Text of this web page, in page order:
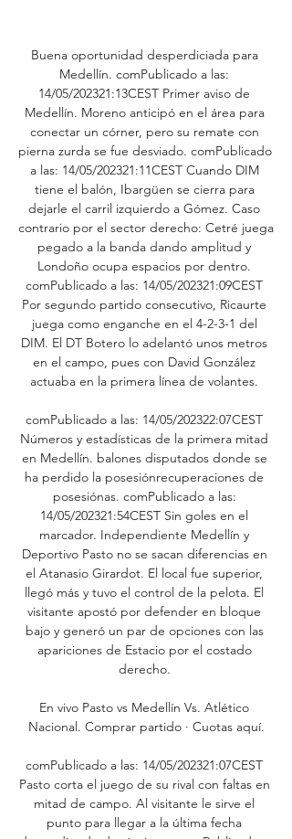
Buena oportunidad desperdiciada para
Medellín. comPublicado a las:
14/05/202321:13CEST Primer aviso de
Medellín. Moreno anticipó en el área para
conectar un córner, pero su remate con
pierna zurda se fue desviado. comPublicado
a las: 14/05/202321:11CEST Cuando DIM
tiene el balón, Ibargüen se cierra para
dejarle el carril izquierdo a Gómez. Caso
contrario por el sector derecho: Cetré juega
pegado a la banda dando amplitud y
Londoño ocupa espacios por dentro.
comPublicado a las: 14/05/202321:09CEST
Por segundo partido consecutivo, Ricaurte
juega como enganche en el 4-2-3-1 del
DIM. El DT Botero lo adelantó unos metros
en el campo, pues con David González
actuaba en la primera línea de volantes.
comPublicado a las: 14/05/202322:07CEST
Números y estadísticas de la primera mitad
en Medellín. balones disputados donde se
ha perdido la posesiónrecuperaciones de
posesiónas. comPublicado a las:
14/05/202321:54CEST Sin goles en el
marcador. Independiente Medellín y
Deportivo Pasto no se sacan diferencias en
el Atanasio Girardot. El local fue superior,
llegó más y tuvo el control de la pelota. El
visitante apostó por defender en bloque
bajo y generó un par de opciones con las
apariciones de Estacio por el costado
derecho.
En vivo Pasto vs Medellín Vs. Atlético
Nacional. Comprar partido · Cuotas aquí.
comPublicado a las: 14/05/202321:07CEST
Pasto corta el juego de su rival con faltas en
mitad de campo. Al visitante le sirve el
punto para llegar a la última fecha